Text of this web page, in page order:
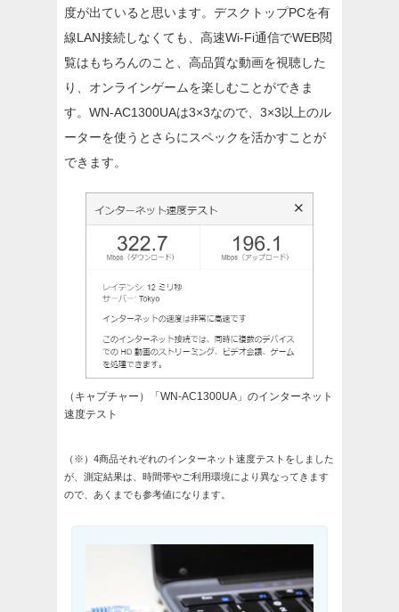
度が出ていると思います。デスクトップPCを有
線LAN接続しなくても、高速Wi-Fi通信でWEB閲
覧はもちろんのこと、高品質な動画を視聴した
り、オンラインゲームを楽しむことができま
す。WN-AC1300UAは3×3なので、3×3以上のル
ーターを使うとさらにスペックを活かすことが
できます。
（キャプチャー）「WN-AC1300UA」のインターネット
速度テスト
（※）4商品それぞれのインターネット速度テストをしました
が、測定結果は、時間帯やご利用環境により異なってきます
ので、あくまでも参考値になります。